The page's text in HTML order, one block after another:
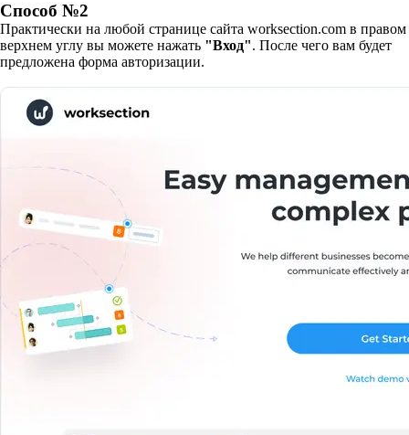
Способ №2
Практически на любой странице сайта worksection.com в правом
верхнем углу вы можете нажать "Вход". После чего вам будет
предложена форма авторизации.